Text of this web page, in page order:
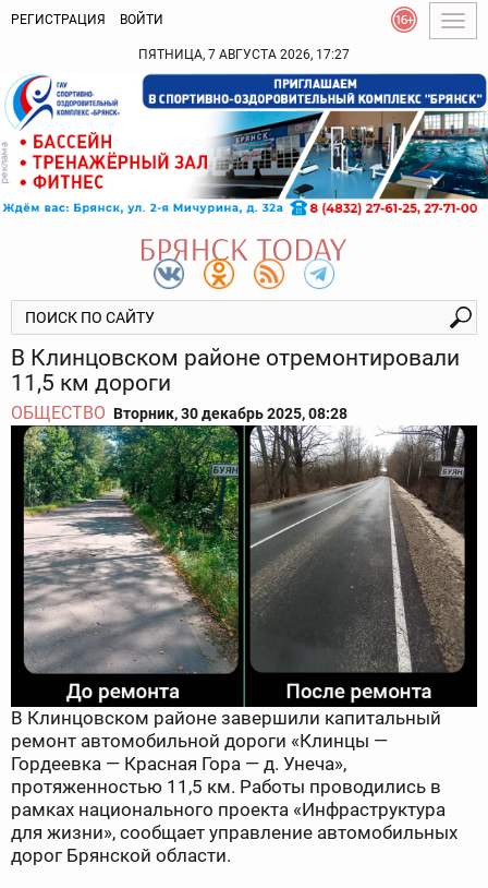
РЕГИСТРАЦИЯ ВОЙТИ
ПЯТНИЦА, 7 АВГУСТА 2026, 17:27
В Клинцовском районе отремонтировали
11,5 км дороги
ОБЩЕСТВО Вторник, 30 декабрь 2025, 08:28
В Клинцовском районе завершили капитальный
ремонт автомобильной дороги «Клинцы —
Гордеевка — Красная Гора — д. Унеча»,
протяженностью 11,5 км. Работы проводились в
рамках национального проекта «Инфраструктура
для жизни», сообщает управление автомобильных
дорог Брянской области.